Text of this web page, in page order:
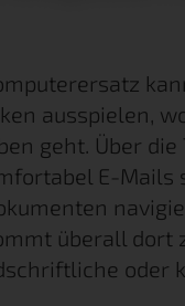
ausspielen,
geht. Über die
E-Mails
überall dort
oder